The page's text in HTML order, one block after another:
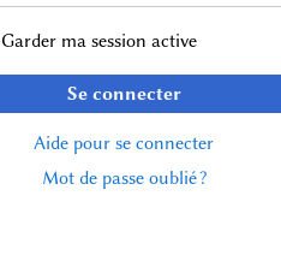
Garder ma session active
Se connecter
Aide pour se connecter
Mot de passe oublié ?